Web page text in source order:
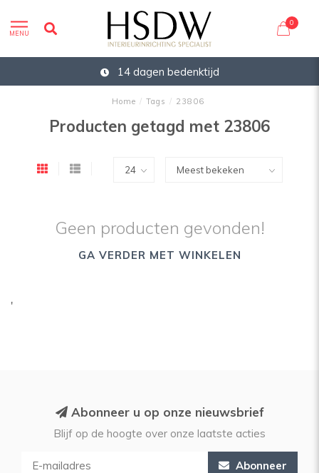
MENU
0
14 dagen bedenktijd
Home / Tags / 23806
Producten getagd met 23806
Geen producten gevonden!
GA VERDER MET WINKELEN
'
Abonneer u op onze nieuwsbrief
Blijf op de hoogte over onze laatste acties
Abonneer